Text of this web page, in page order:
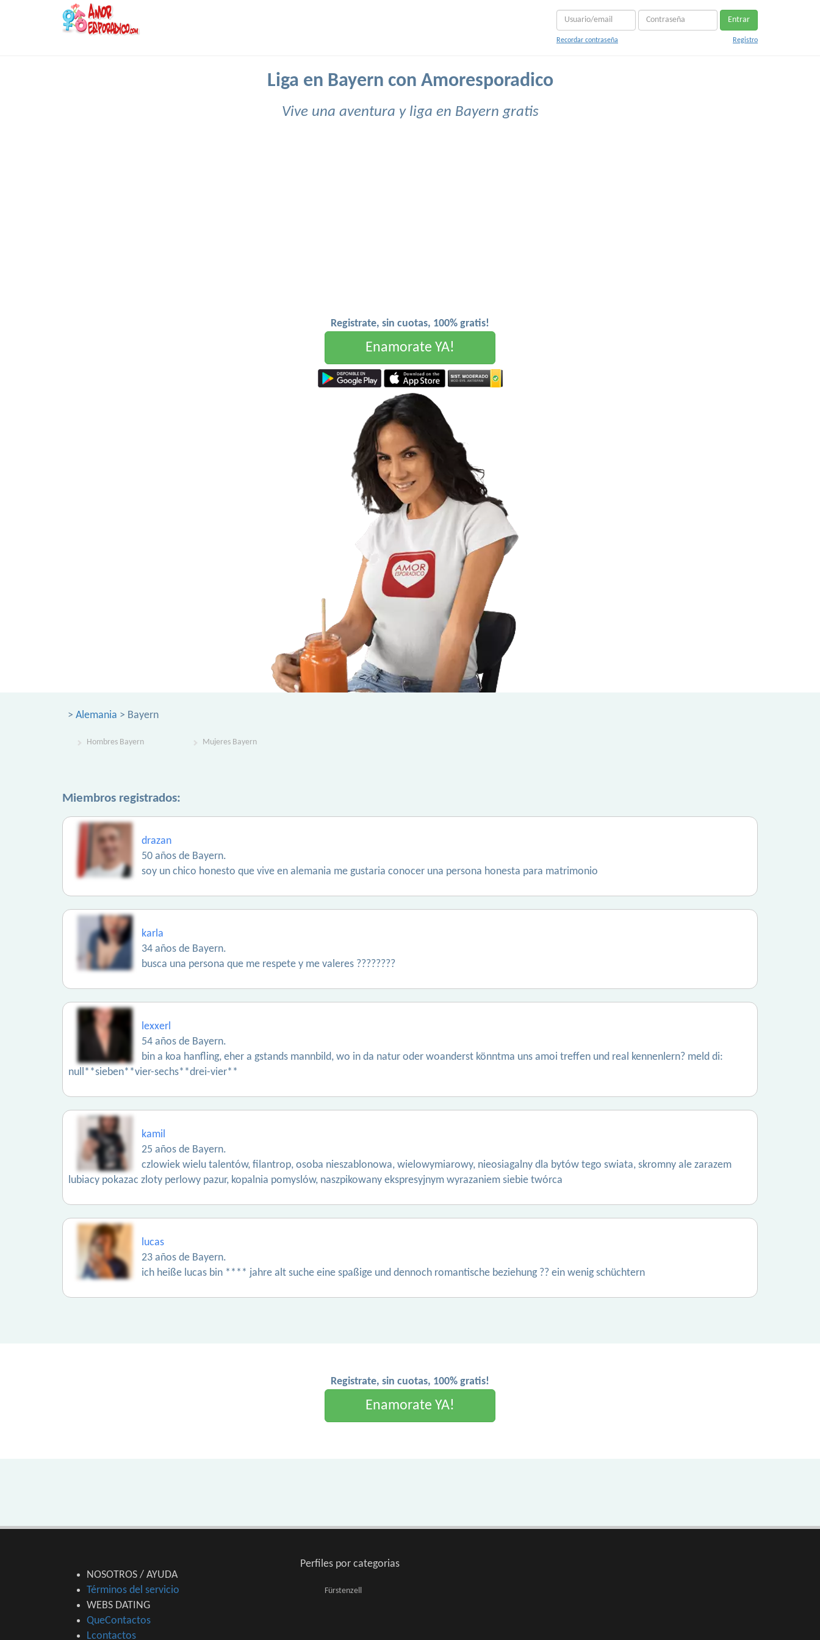
Entrar
Recordar contraseña Registro
Liga en Bayern con Amoresporadico
Vive una aventura y liga en Bayern gratis
Registrate, sin cuotas, 100% gratis!
Enamorate YA!
> Alemania > Bayern
Hombres Bayern Mujeres Bayern
Miembros registrados:
drazan
50 años de Bayern.
soy un chico honesto que vive en alemania me gustaria conocer una persona honesta para matrimonio
karla
34 años de Bayern.
busca una persona que me respete y me valeres ????????
lexxerl
54 años de Bayern.
bin a koa hanfling, eher a gstands mannbild, wo in da natur oder woanderst könntma uns amoi treffen und real kennenlern? meld di:
null**sieben**vier-sechs**drei-vier**
kamil
25 años de Bayern.
czlowiek wielu talentów, filantrop, osoba nieszablonowa, wielowymiarowy, nieosiagalny dla bytów tego swiata, skromny ale zarazem
lubiacy pokazac zloty perlowy pazur, kopalnia pomyslów, naszpikowany ekspresyjnym wyrazaniem siebie twórca
lucas
23 años de Bayern.
ich heiße lucas bin **** jahre alt suche eine spaßige und dennoch romantische beziehung ?? ein wenig schüchtern
Registrate, sin cuotas, 100% gratis!
Enamorate YA!
NOSOTROS / AYUDA
Términos del servicio
WEBS DATING
QueContactos
Lcontactos
Perfiles por categorias
Fürstenzell